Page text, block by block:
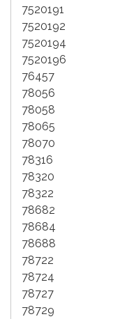
7520191
7520192
7520194
7520196
76457
78056
78058
78065
78070
78316
78320
78322
78682
78684
78688
78722
78724
78727
78729